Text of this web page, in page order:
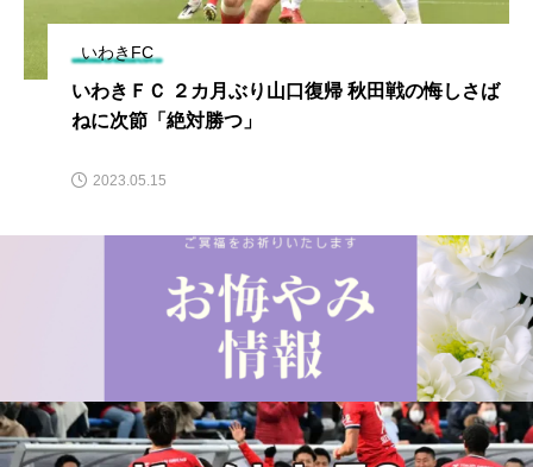
いわきFC
いわきＦＣ ２カ月ぶり山口復帰 秋田戦の悔しさば
ねに次節「絶対勝つ」
2023.05.15